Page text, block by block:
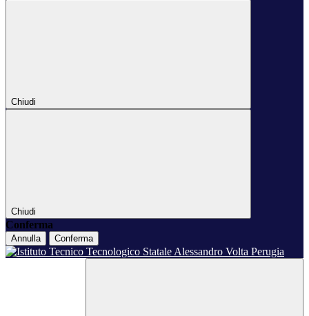
Chiudi
Chiudi
Conferma
Annulla Conferma